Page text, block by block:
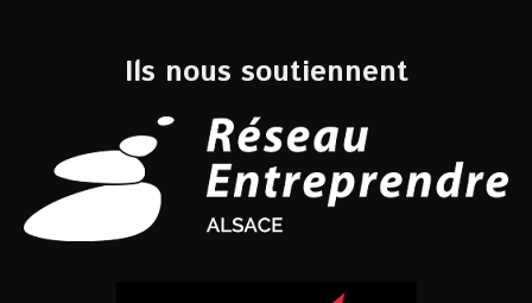
Ils nous soutiennent